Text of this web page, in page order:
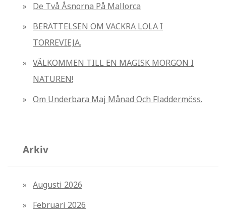
r
:
De Två Åsnorna På Mallorca
BERÄTTELSEN OM VACKRA LOLA I
TORREVIEJA.
VÄLKOMMEN TILL EN MAGISK MORGON I
NATUREN!
Om Underbara Maj Månad Och Fladdermöss.
Arkiv
Augusti 2026
Februari 2026